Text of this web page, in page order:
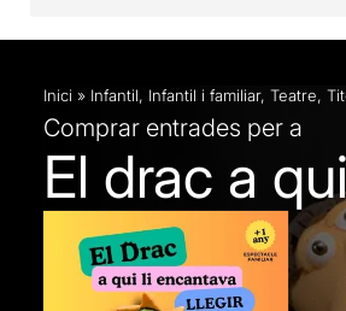
Inici » Infantil, Infantil i familiar, Teatre,
Comprar entrades per a
El drac a